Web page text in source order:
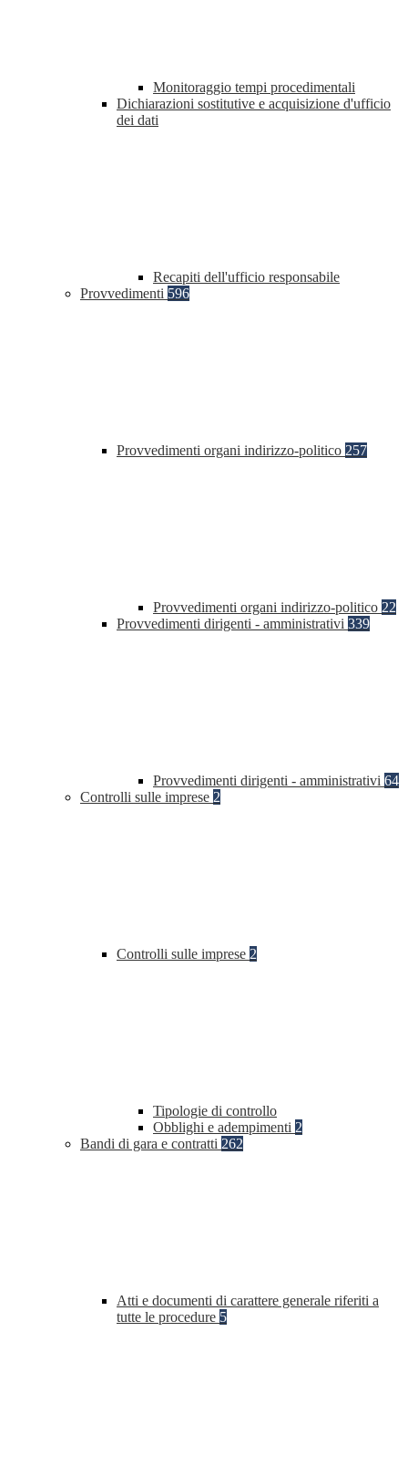
Monitoraggio tempi procedimentali
Dichiarazioni sostitutive e acquisizione d'ufficio
dei dati
Recapiti dell'ufficio responsabile
Provvedimenti 596
Provvedimenti organi indirizzo-politico 257
Provvedimenti organi indirizzo-politico 22
Provvedimenti dirigenti - amministrativi 339
Provvedimenti dirigenti - amministrativi 64
Controlli sulle imprese 2
Controlli sulle imprese 2
Tipologie di controllo
Obblighi e adempimenti 2
Bandi di gara e contratti 262
Atti e documenti di carattere generale riferiti a
tutte le procedure 5